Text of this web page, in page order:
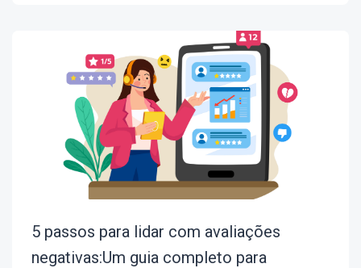
5 passos para lidar com avaliações
negativas:Um guia completo para